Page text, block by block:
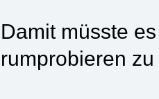
Damit müsste
rumprobieren